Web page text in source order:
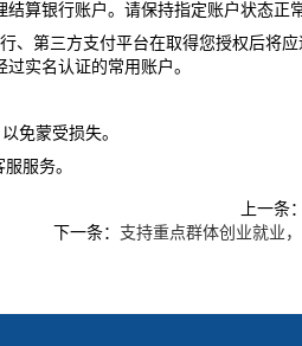
算银行账户。请保持指定账户状态正常
、第三方支付平台在取得您授权后将
实名认证的常用账户。
免蒙受损失。
服务。
上一条：
下一条： 支持重点群体创业就业